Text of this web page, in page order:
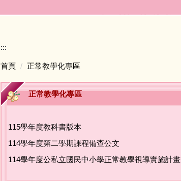
:::
首頁 正常教學化專區
正常教學化專區
115學年度教科書版本
114學年度第二學期課程備查公文
114學年度公私立國民中小學正常教學視導實施計畫